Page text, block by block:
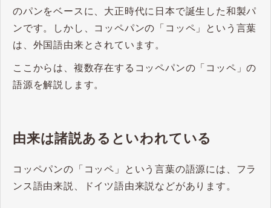
のパンをベースに、大正時代に日本で誕生した和製パ
ンです。しかし、コッペパンの「コッペ」という言葉
は、外国語由来とされています。
ここからは、複数存在するコッペパンの「コッペ」の
語源を解説します。
由来は諸説あるといわれている
コッペパンの「コッペ」という言葉の語源には、フラ
ンス語由来説、ドイツ語由来説などがあります。